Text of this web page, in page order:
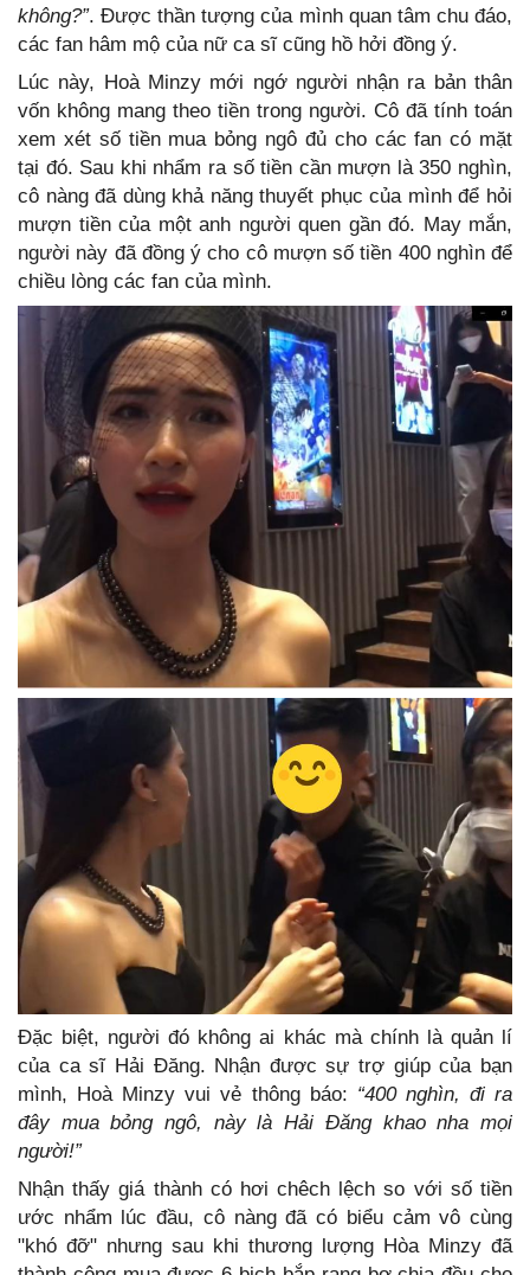
không?”. Được thần tượng của mình quan tâm chu đáo,
các fan hâm mộ của nữ ca sĩ cũng hồ hởi đồng ý.
Lúc này, Hoà Minzy mới ngớ người nhận ra bản thân
vốn không mang theo tiền trong người. Cô đã tính toán
xem xét số tiền mua bỏng ngô đủ cho các fan có mặt
tại đó. Sau khi nhẩm ra số tiền cần mượn là 350 nghìn,
cô nàng đã dùng khả năng thuyết phục của mình để hỏi
mượn tiền của một anh người quen gần đó. May mắn,
người này đã đồng ý cho cô mượn số tiền 400 nghìn để
chiều lòng các fan của mình.
Đặc biệt, người đó không ai khác mà chính là quản lí
của ca sĩ Hải Đăng. Nhận được sự trợ giúp của bạn
mình, Hoà Minzy vui vẻ thông báo: “400 nghìn, đi ra
đây mua bỏng ngô, này là Hải Đăng khao nha mọi
người!”
Nhận thấy giá thành có hơi chêch lệch so với số tiền
ước nhẩm lúc đầu, cô nàng đã có biểu cảm vô cùng
"khó đỡ" nhưng sau khi thương lượng Hòa Minzy đã